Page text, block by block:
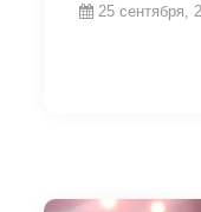
25 сентября,